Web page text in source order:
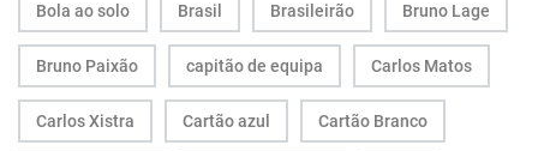
Bola ao solo Brasil Brasileirão Bruno Lage
Bruno Paixão capitão de equipa Carlos Matos
Carlos Xistra Cartão azul Cartão Branco